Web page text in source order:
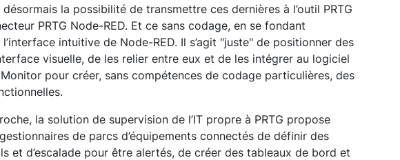
la possibilité de transmettre ces dernières à l’outil PRTG
PRTG Node-RED. Et ce sans codage, en se fondant
intuitive de Node-RED. Il s’agit "juste" de positionner des
visuelle, de les relier entre eux et de les intégrer au logiciel
pour créer, sans compétences de codage particulières, des
la solution de supervision de l’IT propre à PRTG propose
de parcs d’équipements connectés de définir des
et d’escalade pour être alertés, de créer des tableaux de bord et